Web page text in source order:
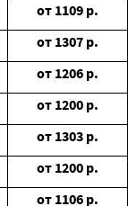
от 1109 р.
от 1307 р.
от 1206 р.
от 1200 р.
от 1303 р.
от 1200 р.
от 1106 р.